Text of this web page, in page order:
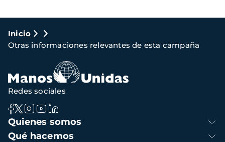
Ruta
de
navegación
Inicio
Otras informaciones relevantes de esta campaña
Navegación
principal
Quienes somos
Qué hacemos
Redes sociales